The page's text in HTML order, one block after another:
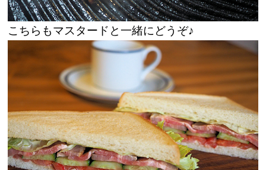
こちらもマスタードと一緒にどうぞ♪